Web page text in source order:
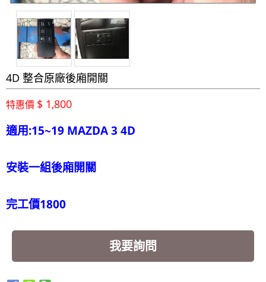
4D 整合原廠後廂開關
特惠價 $ 1,800
適用:15~19 MAZDA 3 4D
安裝一組後廂開關
完工價1800
我要詢問